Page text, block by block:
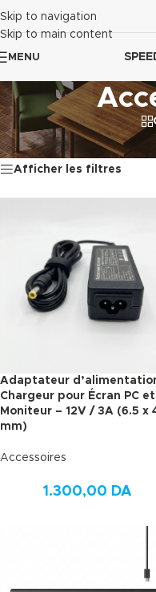
Skip to navigation
Skip to main content
MENU
Accueil/Accessoires
Afficher les filtres
Adaptateur
Chargeur pour Écran PC et
Moniteur – 12V / 3A (6.5 x
mm)
Accessoires
1.300,00 DA